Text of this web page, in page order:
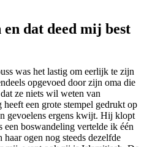
dat deed mij best
was het lastig om eerlijk te zijn
opgevoed door zijn oma die
ze niets wil weten van
een grote stempel gedrukt op
gevoelens ergens kwijt. Hij klopt
boswandeling vertelde ik één
ogen nog steeds dezelfde